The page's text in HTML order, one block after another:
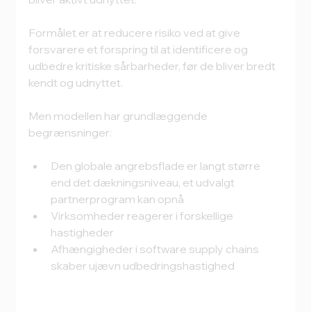
Formålet er at reducere risiko ved at give
forsvarere et forspring til at identificere og
udbedre kritiske sårbarheder, før de bliver bredt
kendt og udnyttet.
Men modellen har grundlæggende
begrænsninger:
Den globale angrebsflade er langt større
end det dækningsniveau, et udvalgt
partnerprogram kan opnå
Virksomheder reagerer i forskellige
hastigheder
Afhængigheder i software supply chains
skaber ujævn udbedringshastighed